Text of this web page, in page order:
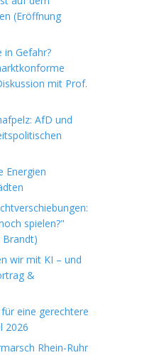
(Eröffnung
in Gefahr?
mit Prof.
AfD und
Energien
spielen?"
Brandt)
wir mit KI – und
&
eine gerechtere
2026
Rhein-Ruhr